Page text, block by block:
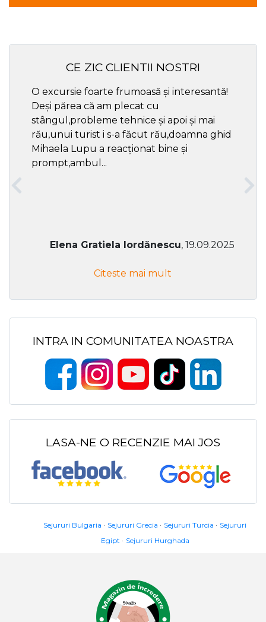
CE ZIC CLIENTII NOSTRI
O excursie foarte frumoasă și interesantă!
Deși părea că am plecat cu
stângul,probleme tehnice și apoi și mai
rău,unui turist i s-a făcut rău,doamna ghid
Mihaela Lupu a reacționat bine și
prompt,ambul...
Elena Gratiela Iordănescu, 19.09.2025
Citeste mai mult
INTRA IN COMUNITATEA NOASTRA
LASA-NE O RECENZIE MAI JOS
Sejururi Bulgaria Sejururi Grecia Sejururi Turcia
Sejururi
Egipt
Sejururi Hurghada